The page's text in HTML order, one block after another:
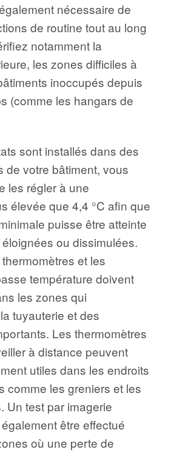
nécessaire de
de routine tout au long
notamment la
les zones difficiles à
inoccupés depuis
(comme les hangars de
sont installés dans des
de votre bâtiment, vous
les régler à une
élevée que 4,4 °C afin que
puisse être atteinte
ou dissimulées.
et les
température doivent
les zones qui
tuyauterie et des
Les thermomètres
à distance peuvent
utiles dans les endroits
comme les greniers et les
Un test par imagerie
être effectué
où une perte de